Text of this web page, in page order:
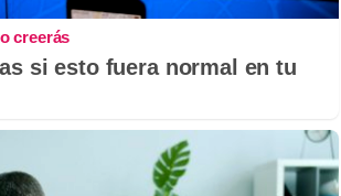
creerás
si esto fuera normal en tu